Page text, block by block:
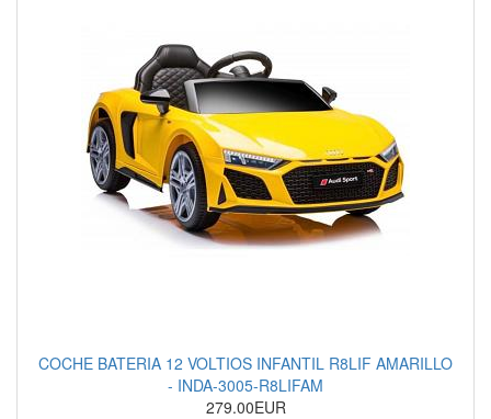
COCHE BATERIA 12 VOLTIOS INFANTIL R8LIF AMARILLO
- INDA-3005-R8LIFAM
279.00EUR